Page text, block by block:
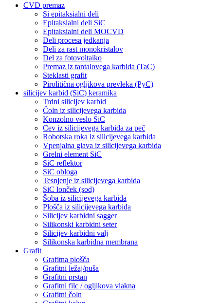
CVD premaz
Si epitaksialni deli
Epitaksialni deli SiC
Epitaksialni deli MOCVD
Deli procesa jedkanja
Deli za rast monokristalov
Del za fotovoltaiko
Premaz iz tantalovega karbida (TaC)
Steklasti grafit
Pirolitična ogljikova prevleka (PyC)
silicijev karbid (SiC) keramika
Trdni silicijev karbid
Čoln iz silicijevega karbida
Konzolno veslo SiC
Cev iz silicijevega karbida za peč
Robotska roka iz silicijevega karbida
Vpenjalna glava iz silicijevega karbida
Grelni element SiC
SiC reflektor
SiC obloga
Tesnjenje iz silicijevega karbida
SiC lonček (sod)
Šoba iz silicijevega karbida
Plošča iz silicijevega karbida
Silicijev karbidni sagger
Silikonski karbidni seter
Silicijev karbidni valj
Silikonska karbidna membrana
Grafit
Grafitna plošča
Grafitni ležaj/puša
Grafitni prstan
Grafitni filc / ogljikova vlakna
Grafitni čoln